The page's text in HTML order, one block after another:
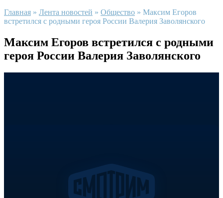
Главная » Лента новостей » Общество » Максим Егоров
встретился с родными героя России Валерия Заволянского
Максим Егоров встретился с родными
героя России Валерия Заволянского